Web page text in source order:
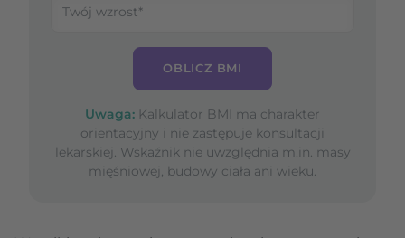
OBLICZ BMI
Uwaga: Kalkulator BMI ma charakter
orientacyjny i nie zastępuje konsultacji
lekarskiej. Wskaźnik nie uwzględnia m.in. masy
mięśniowej, budowy ciała ani wieku.